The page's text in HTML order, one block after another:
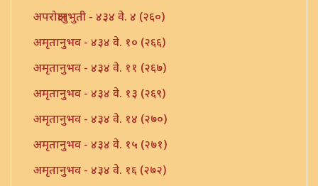
अपरोक्षानुभुती - ४३४ वे. ४ (२६०)
अमृतानुभव - ४३४ वे. १० (२६६)
अमृतानुभव - ४३४ वे. ११ (२६७)
अमृतानुभव - ४३४ वे. १३ (२६९)
अमृतानुभव - ४३४ वे. १४ (२७०)
अमृतानुभव - ४३४ वे. १५ (२७१)
अमृतानुभव - ४३४ वे. १६ (२७२)